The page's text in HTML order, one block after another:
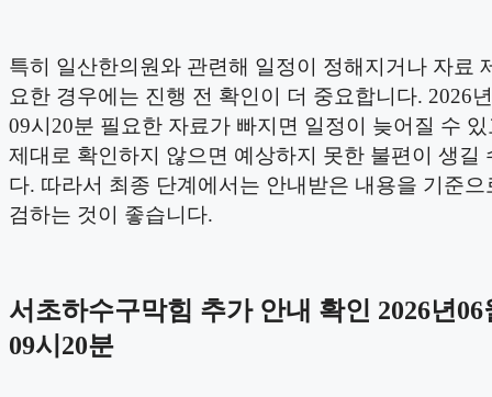
특히 일산한의원와 관련해 일정이 정해지거나 자료
요한 경우에는 진행 전 확인이 더 중요합니다. 2026
09시20분 필요한 자료가 빠지면 일정이 늦어질 수
제대로 확인하지 않으면 예상하지 못한 불편이 생길
다. 따라서 최종 단계에서는 안내받은 내용을 기준으
검하는 것이 좋습니다.
서초하수구막힘 추가 안내 확인 2026년06
09시20분